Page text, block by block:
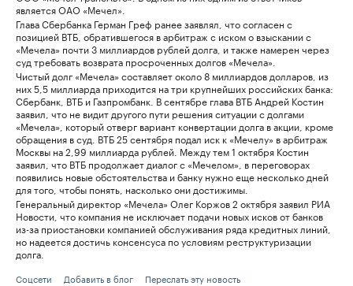
является ОАО «Мечел».
Глава Сбербанка Герман Греф ранее заявлял, что согласен с
позицией ВТБ, обратившегося в арбитраж с иском о взыскании с
«Мечела» почти 3 миллиардов рублей долга, и также намерен через
суд требовать возврата просроченных долгов «Мечела».
Чистый долг «Мечела» составляет около 8 миллиардов долларов, из
них 5,5 миллиарда приходится на три крупнейших российских банка:
Сбербанк, ВТБ и Газпромбанк. В сентябре глава ВТБ Андрей Костин
заявил, что не видит другого пути решения ситуации с долгами
«Мечела», который отверг вариант конвертации долга в акции, кроме
обращения в суд. ВТБ 25 сентября подал иск к «Мечелу» в арбитраж
Москвы на 2,99 миллиарда рублей. Между тем 1 октября Костин
заявил, что ВТБ продолжает диалог с «Мечелом», в переговорах
появились‎ новые обстоятельства и банку нужно еще несколько дней
для того, чтобы понять, насколько они достижимы.
Генеральный директор «Мечела» Олег Коржов 2 октября заявил РИА
Новости, что компания не исключает подачи новых исков от банков
из-за приостановки компанией обслуживания ряда кредитных линий,
но надеется достичь консенсуса по условиям реструктуризации
долга.
Соцсети Добавить в блог
Переслать эту новость